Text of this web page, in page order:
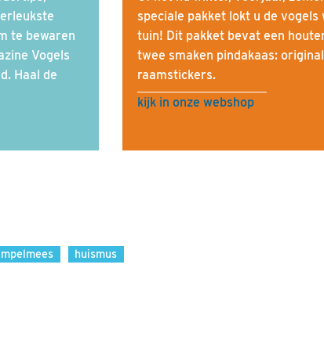
te bewaren
Vogels
Haal de
speciale pakket lokt u de vogels
tuin! Dit pakket bevat een
twee smaken pindakaas:
raamstickers.
kijk in onze webshop
huismus